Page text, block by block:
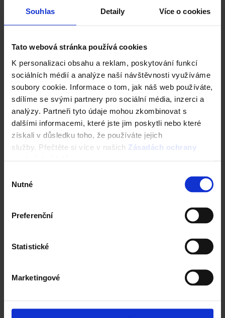
Souhlas Detaily Více o cookies
Tato webová stránka používá cookies
K personalizaci obsahu a reklam, poskytování funkcí
sociálních médií a analýze naší návštěvnosti využíváme
soubory cookie. Informace o tom, jak náš web používáte,
sdílíme se svými partnery pro sociální média, inzerci a
analýzy. Partneři tyto údaje mohou zkombinovat s
dalšími informacemi, které jste jim poskytli nebo které
získali v důsledku toho, že používáte jejich
služby. Přečtěte si více v našich Zásadách ochrany
souhlasu
Nutné
Preferenční
Statistické
Marketingové
Typový projekt VIKTORIE 1.01